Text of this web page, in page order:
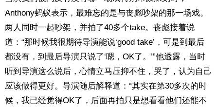
Anthony蚂蚁表示，最难忘的是与丧彪吵架的那一场戏。
两人同时一起吵架，并拍了40多个take。丧彪接着说
道：“那时候我很期待导演能说‘good take’，可是到最后
都没有，到最后导演只说了‘嗯，OK了。’”他透露，当时
听到导演这么说后，心情立马压抑不住，哭了，认为自己
应该做得更好。导演随后解释道：“其实在第30多次的时
候，我已经觉得OK了，后面再拍只是想看看他们还能不